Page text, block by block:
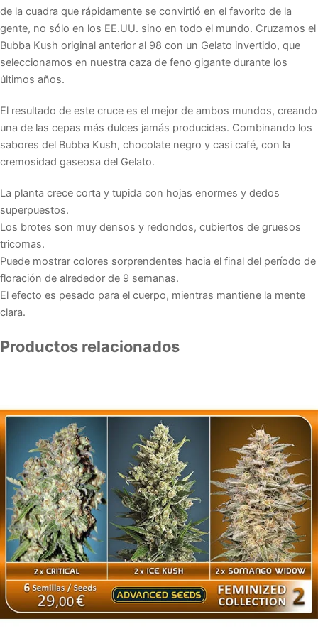
de la cuadra que rápidamente se convirtió en el favorito de la
gente, no sólo en los EE.UU. sino en todo el mundo. Cruzamos el
Bubba Kush original anterior al 98 con un Gelato invertido, que
seleccionamos en nuestra caza de feno gigante durante los
últimos años.
El resultado de este cruce es el mejor de ambos mundos, creando
una de las cepas más dulces jamás producidas. Combinando los
sabores del Bubba Kush, chocolate negro y casi café, con la
cremosidad gaseosa del Gelato.
La planta crece corta y tupida con hojas enormes y dedos
superpuestos.
Los brotes son muy densos y redondos, cubiertos de gruesos
tricomas.
Puede mostrar colores sorprendentes hacia el final del período de
floración de alrededor de 9 semanas.
El efecto es pesado para el cuerpo, mientras mantiene la mente
clara.
Productos relacionados